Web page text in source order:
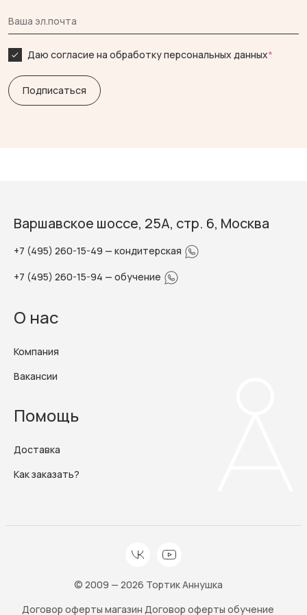
Даю согласие на обработку персональных данных*
Варшавское шоссе, 25А, стр. 6, Москва
+7 (495) 260-15-49 — кондитерская
+7 (495) 260-15-94 — обучение
О нас
Компания
Вакансии
Помощь
Доставка
Как заказать?
© 2009 — 2026 Тортик Аннушка
Договор оферты магазин Договор оферты обучение